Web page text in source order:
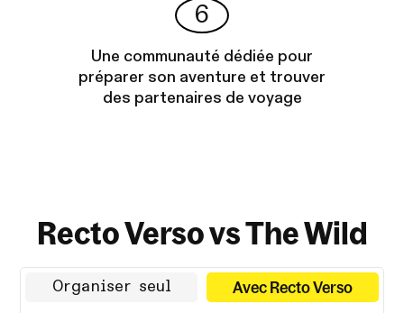
6
Une communauté dédiée pour
préparer son aventure et trouver
des partenaires de voyage
Recto Verso vs The Wild
Organiser seul Avec Recto Verso